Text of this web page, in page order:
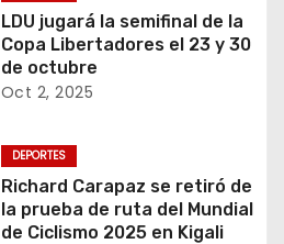
LDU jugará la semifinal de la
Copa Libertadores el 23 y 30
de octubre
Oct 2, 2025
DEPORTES
Richard Carapaz se retiró de
la prueba de ruta del Mundial
de Ciclismo 2025 en Kigali